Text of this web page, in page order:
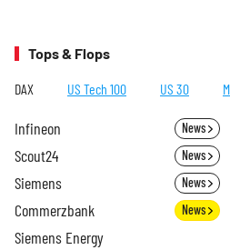
Tops & Flops
DAX US Tech 100 US 30
Infineon News
Scout24 News
Siemens News
Commerzbank News
Siemens Energy